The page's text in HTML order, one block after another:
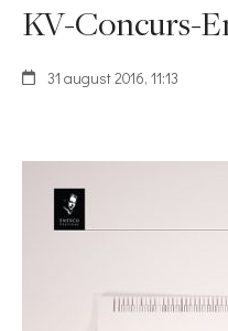
KV-Concurs-
31 august 2016, 11:13